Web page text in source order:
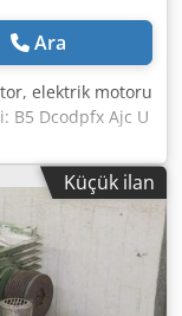
Ara
elektrik motoru
B5 Dcodpfx Ajc U
IP 44 -Adet: 1
470/160/H200
Küçük ilan